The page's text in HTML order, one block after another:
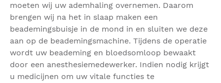
moeten wij uw ademhaling overnemen. Daarom
brengen wij na het in slaap maken een
beademingsbuisje in de mond in en sluiten we deze
aan op de beademingsmachine. Tijdens de operatie
wordt uw beademing en bloedsomloop bewaakt
door een anesthesiemedewerker. Indien nodig krijgt
u medicijnen om uw vitale functies te